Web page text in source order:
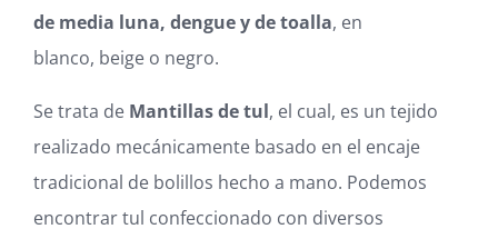
Blog
Mi cuenta
de media luna, dengue y de toalla, en
blanco, beige o negro.
Se trata de Mantillas de tul, el cual, es un tejido
realizado mecánicamente basado en el encaje
tradicional de bolillos hecho a mano. Podemos
encontrar tul confeccionado con diversos